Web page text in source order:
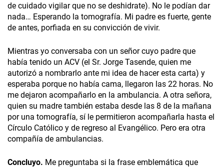
de cuidado vigilar que no se deshidrate). No le podían dar
nada… Esperando la tomografía. Mi padre es fuerte, gente
de antes, porfiada en su convicción de vivir.
Mientras yo conversaba con un señor cuyo padre que
había tenido un ACV (el Sr. Jorge Tasende, quien me
autorizó a nombrarlo ante mi idea de hacer esta carta) y
esperaba porque no había cama, llegaron las 22 horas. No
me dejaron acompañarlo en la ambulancia. A otra señora,
quien su madre también estaba desde las 8 de la mañana
por una tomografía, sí le permitieron acompañarla hasta el
Círculo Católico y de regreso al Evangélico. Pero era otra
compañía de ambulancias.
Concluyo. Me preguntaba si la frase emblemática que